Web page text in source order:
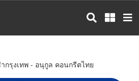
กรุงเทพ - อนุกูล คอนกรีตไทย